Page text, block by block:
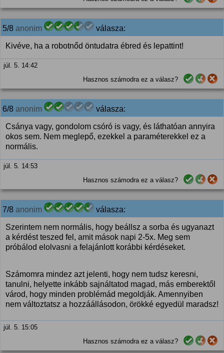
5/8 anonim válasza:
Kivéve, ha a robotnőd öntudatra ébred és lepattint!
júl. 5. 14:42
Hasznos számodra ez a válasz?
6/8 anonim válasza:
Csánya vagy, gondolom csóró is vagy, és láthatóan annyira
okos sem. Nem meglepő, ezekkel a paraméterekkel ez a
normális.
júl. 5. 14:53
Hasznos számodra ez a válasz?
7/8 anonim válasza:
Szerintem nem normális, hogy beállsz a sorba és ugyanazt
a kérdést teszed fel, amit mások napi 2-5x. Meg sem
próbálod elolvasni a felajánlott korábbi kérdéseket.
Számomra mindez azt jelenti, hogy nem tudsz keresni,
tanulni, helyette inkább sajnáltatod magad, más emberektől
várod, hogy minden problémád megoldják. Amennyiben
nem változtatsz a hozzáállásodon, örökké egyedül maradsz!
júl. 5. 15:05
Hasznos számodra ez a válasz?